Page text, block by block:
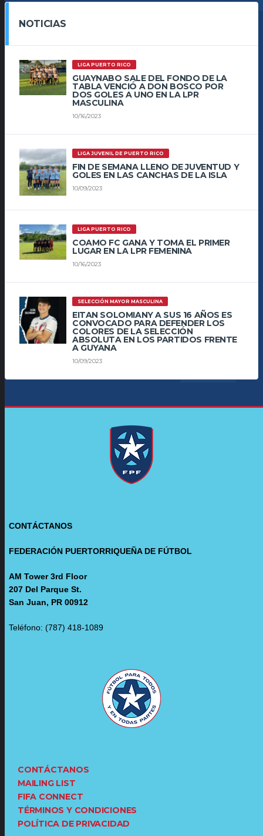
NOTICIAS
LIGA PUERTO RICO
GUAYNABO SALE DEL FONDO DE LA
TABLA VENCIÓ A DON BOSCO POR
DOS GOLES A UNO EN LA LPR
MASCULINA
10/16/2023
LIGA JUVENIL DE PUERTO RICO
FIN DE SEMANA LLENO DE JUVENTUD Y
GOLES EN LAS CANCHAS DE LA ISLA
10/09/2023
LIGA PUERTO RICO
COAMO FC GANA Y TOMA EL PRIMER
LUGAR EN LA LPR FEMENINA
10/16/2023
SELECCIÓN MAYOR MASCULINA
EITAN SOLOMIANY A SUS 16 AÑOS ES
CONVOCADO PARA DEFENDER LOS
COLORES DE LA SELECCIÓN
ABSOLUTA EN LOS PARTIDOS FRENTE
A GUYANA
10/09/2023
CONTÁCTANOS
FEDERACIÓN PUERTORRIQUEÑA DE FÚTBOL
AM Tower 3rd Floor
207 Del Parque St.
San Juan, PR 00912
Teléfono: (787) 418-1089
CONTÁCTANOS
MAILING LIST
FIFA CONNECT
TÉRMINOS Y CONDICIONES
POLÍTICA DE PRIVACIDAD